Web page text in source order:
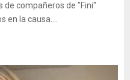
de compañeros de "Fini"
en la causa....